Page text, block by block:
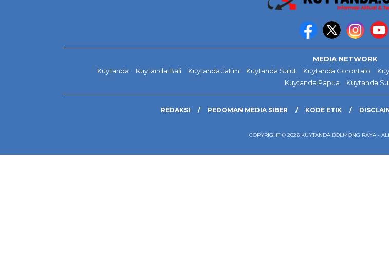
MEDIA NETWORK
Kuytanda
Kuytanda Bali Kuytanda Jatim Kuytanda Sulut Kuytanda Gorontalo
Kuytanda Papua
Kuytanda
REDAKSI PEDOMAN MEDIA SIBER KODE ETIK
COPYRIGHT © 2026 KUYTANDA BOLMONG RAYA -